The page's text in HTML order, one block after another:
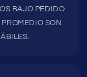
BAJO PEDIDO
PROMEDIO SON